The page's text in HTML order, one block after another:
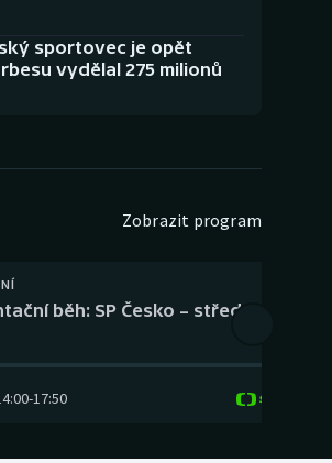
sportovec je opět
vydělal 275 milionů
Zobrazit program
běh: SP Česko – střední trať
-17:50